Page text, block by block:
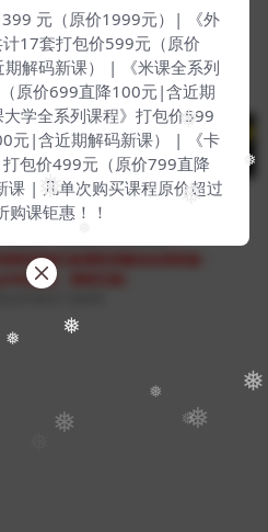
❅
❅
❅
❅
❅
❅
❅
❅
❅
❅
❅
程资源互换请联系微信在线客服：
备注：课程互换)
元（原价1999元）| 《外
17套打包价599元（原价
解码新课） | 《米课全系列
原价699直降100元|含近期
学全系列课程》打包价599
元|含近期解码新课） | 《卡
包价499元（原价799直降
| 凡单次购买课程原价超过
课钜惠！！